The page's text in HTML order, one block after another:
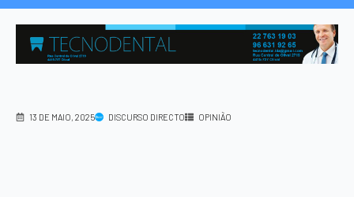
Search
for:
13 DE MAIO, 2025 DISCURSO DIRECTO OPINIÃO